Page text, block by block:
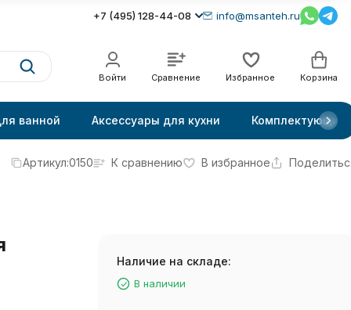
+7 (495) 128-44-08 info@msanteh.ru
Войти Сравнение Избранное Корзина
ванной Аксессуары для кухни Комплектующие
Артикул:0150 К сравнению В избранное
Наличие на складе:
В наличии